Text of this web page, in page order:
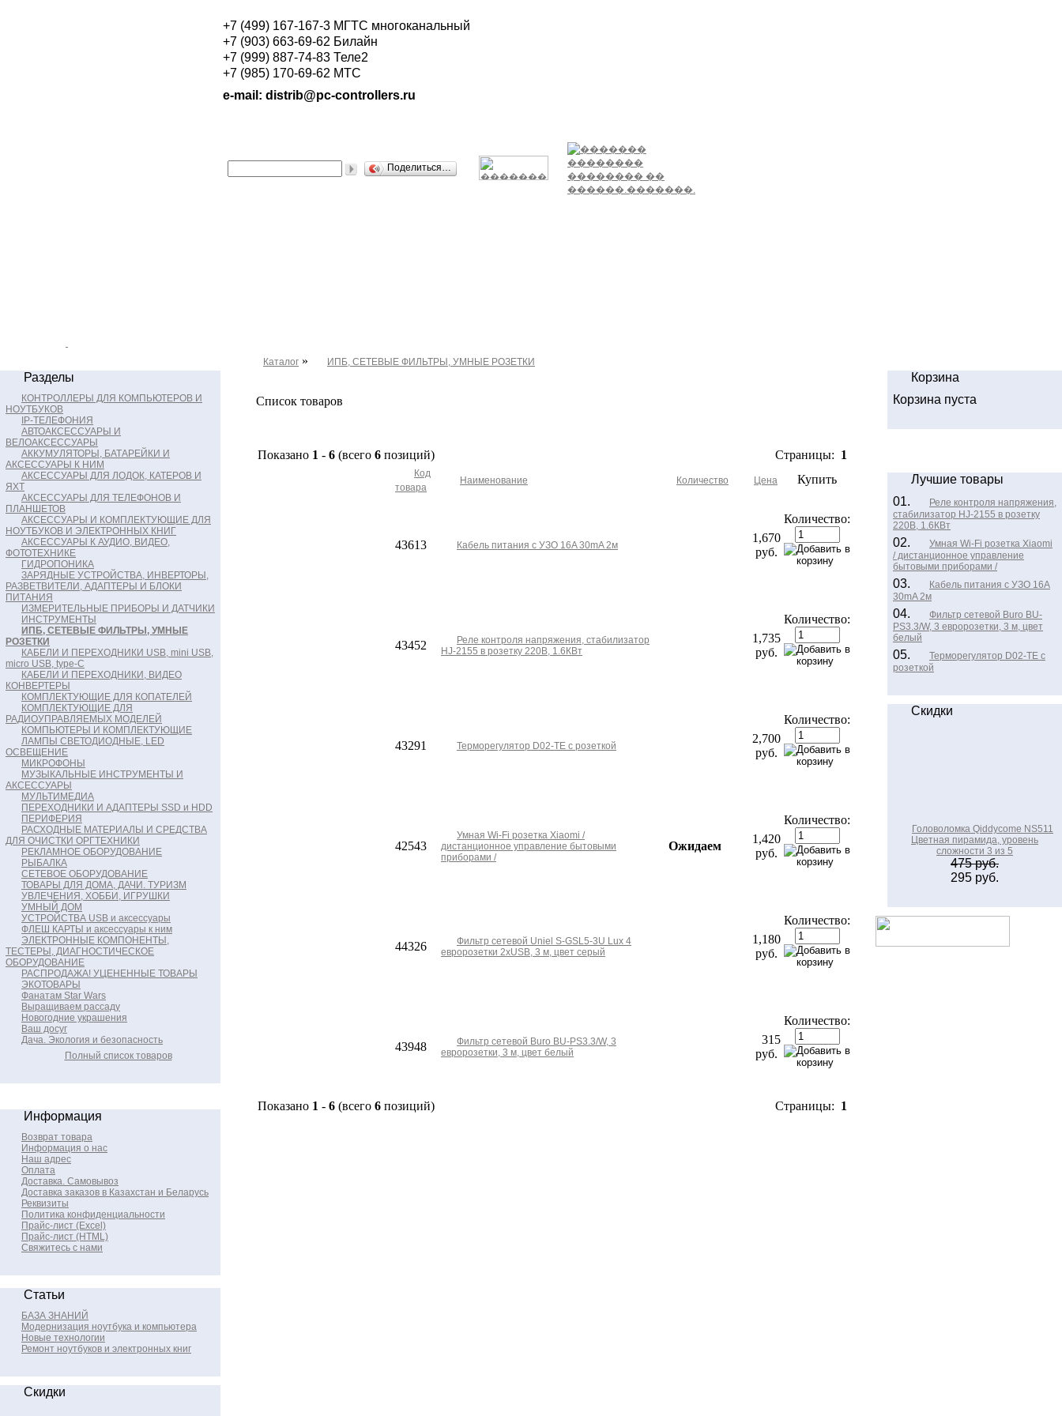
+7 (499) 167-167-3 МГТС многоканальный
+7 (903) 663-69-62 Билайн
+7 (999) 887-74-83 Теле2
+7 (985) 170-69-62 МТС
e-mail: distrib@pc-controllers.ru
Поделиться…
Каталог » ИПБ, СЕТЕВЫЕ ФИЛЬТРЫ, УМНЫЕ РОЗЕТКИ
Разделы
КОНТРОЛЛЕРЫ ДЛЯ КОМПЬЮТЕРОВ И
НОУТБУКОВ
IP-ТЕЛЕФОНИЯ
АВТОАКСЕССУАРЫ И
ВЕЛОАКСЕССУАРЫ
АККУМУЛЯТОРЫ, БАТАРЕЙКИ И
АКСЕССУАРЫ К НИМ
АКСЕССУАРЫ ДЛЯ ЛОДОК, КАТЕРОВ И
ЯХТ
АКСЕССУАРЫ ДЛЯ ТЕЛЕФОНОВ И
ПЛАНШЕТОВ
АКСЕССУАРЫ И КОМПЛЕКТУЮЩИЕ ДЛЯ
НОУТБУКОВ И ЭЛЕКТРОННЫХ КНИГ
АКСЕССУАРЫ К АУДИО, ВИДЕО,
ФОТОТЕХНИКЕ
ГИДРОПОНИКА
ЗАРЯДНЫЕ УСТРОЙСТВА, ИНВЕРТОРЫ,
РАЗВЕТВИТЕЛИ, АДАПТЕРЫ И БЛОКИ
ПИТАНИЯ
ИЗМЕРИТЕЛЬНЫЕ ПРИБОРЫ И ДАТЧИКИ
ИНСТРУМЕНТЫ
ИПБ, СЕТЕВЫЕ ФИЛЬТРЫ, УМНЫЕ
РОЗЕТКИ
КАБЕЛИ И ПЕРЕХОДНИКИ USB, mini USB,
micro USB, type-C
КАБЕЛИ И ПЕРЕХОДНИКИ, ВИДЕО
КОНВЕРТЕРЫ
КОМПЛЕКТУЮЩИЕ ДЛЯ КОПАТЕЛЕЙ
КОМПЛЕКТУЮЩИЕ ДЛЯ
РАДИОУПРАВЛЯЕМЫХ МОДЕЛЕЙ
КОМПЬЮТЕРЫ И КОМПЛЕКТУЮЩИЕ
ЛАМПЫ СВЕТОДИОДНЫЕ, LED
ОСВЕЩЕНИЕ
МИКРОФОНЫ
МУЗЫКАЛЬНЫЕ ИНСТРУМЕНТЫ И
АКСЕССУАРЫ
МУЛЬТИМЕДИА
ПЕРЕХОДНИКИ И АДАПТЕРЫ SSD и HDD
ПЕРИФЕРИЯ
РАСХОДНЫЕ МАТЕРИАЛЫ И СРЕДСТВА
ДЛЯ ОЧИСТКИ ОРГТЕХНИКИ
РЕКЛАМНОЕ ОБОРУДОВАНИЕ
РЫБАЛКА
СЕТЕВОЕ ОБОРУДОВАНИЕ
ТОВАРЫ ДЛЯ ДОМА, ДАЧИ. ТУРИЗМ
УВЛЕЧЕНИЯ, ХОББИ, ИГРУШКИ
УМНЫЙ ДОМ
УСТРОЙСТВА USB и аксессуары
ФЛЕШ КАРТЫ и аксессуары к ним
ЭЛЕКТРОННЫЕ КОМПОНЕНТЫ,
ТЕСТЕРЫ, ДИАГНОСТИЧЕСКОЕ
ОБОРУДОВАНИЕ
РАСПРОДАЖА! УЦЕНЕННЫЕ ТОВАРЫ
ЭКОТОВАРЫ
Фанатам Star Wars
Выращиваем рассаду
Новогодние украшения
Ваш досуг
Дача. Экология и безопасность
Полный список товаров
Информация
Возврат товара
Информация о нас
Наш адрес
Оплата
Доставка. Самовывоз
Доставка заказов в Казахстан и Беларусь
Реквизиты
Политика конфиденциальности
Прайс-лист (Excel)
Прайс-лист (HTML)
Свяжитесь с нами
Статьи
БАЗА ЗНАНИЙ
Модернизация ноутбука и компьютера
Новые технологии
Ремонт ноутбуков и электронных книг
Скидки
Список товаров
Показано 1 - 6 (всего 6 позиций) Страницы: 1
Код
товара
Наименование Количество Цена Купить
43613 Кабель питания с УЗО 16A 30mA 2м
1,670
руб.
Количество:
43452
Реле контроля напряжения, стабилизатор
HJ-2155 в розетку 220В, 1.6КВт
1,735
руб.
Количество:
43291 Терморегулятор D02-TE с розеткой
2,700
руб.
Количество:
42543
Умная Wi-Fi розетка Xiaomi /
дистанционное управление бытовыми
приборами /
Ожидаем
1,420
руб.
Количество:
44326
Фильтр сетевой Uniel S-GSL5-3U Lux 4
евророзетки 2хUSB, 3 м, цвет серый
1,180
руб.
Количество:
43948
Фильтр сетевой Buro BU-PS3.3/W, 3
евророзетки, 3 м, цвет белый
315
руб.
Количество:
Показано 1 - 6 (всего 6 позиций) Страницы: 1
Корзина
Корзина пуста
Лучшие товары
01.
Реле контроля напряжения,
стабилизатор HJ-2155 в розетку
220В, 1.6КВт
02.
Умная Wi-Fi розетка Xiaomi
/ дистанционное управление
бытовыми приборами /
03.
Кабель питания с УЗО 16A
30mA 2м
04.
Фильтр сетевой Buro BU-
PS3.3/W, 3 евророзетки, 3 м, цвет
белый
05.
Терморегулятор D02-TE с
розеткой
Скидки
Головоломка Qiddycome NS511
Цветная пирамида, уровень
сложности 3 из 5
475 руб.
295 руб.